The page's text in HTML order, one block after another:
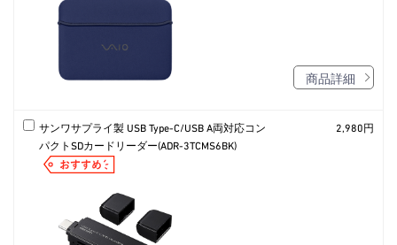
商品詳細
サンワサプライ製 USB Type-C/USB A両対応コン
パクトSDカードリーダー(ADR-3TCMS6BK)
2,980円